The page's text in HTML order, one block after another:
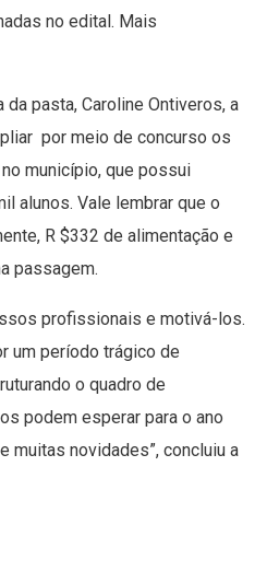
no edital. Mais
pasta, Caroline Ontiveros, a
por meio de concurso os
município, que possui
alunos. Vale lembrar que o
R $332 de alimentação e
passagem.
profissionais e motivá-los.
um período trágico de
o quadro de
podem esperar para o ano
muitas novidades”, concluiu a